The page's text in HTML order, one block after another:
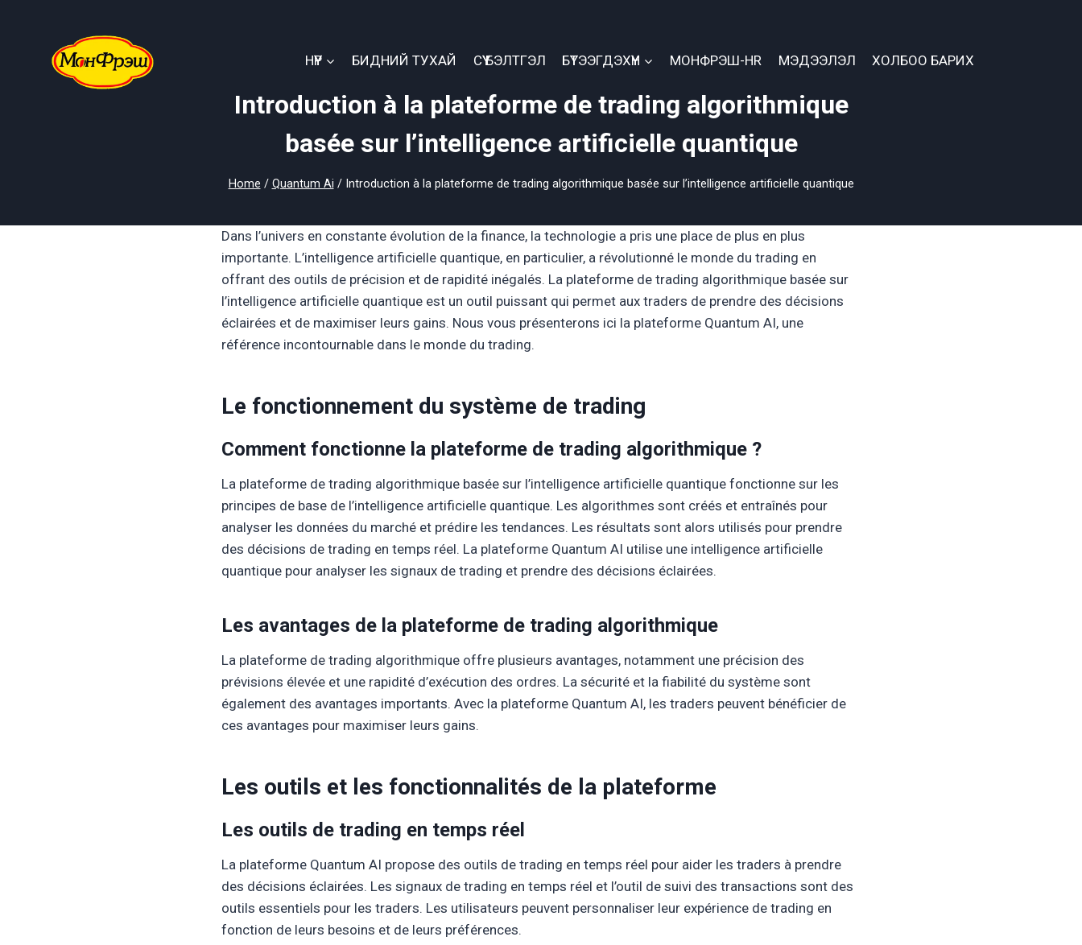
НҮҮР БИДНИЙ ТУХАЙ СҮҮ БЭЛТГЭЛ БҮТЭЭГДЭХҮҮН МОНФРЭШ-HR МЭДЭЭЛЭЛ ХОЛБОО БАРИХ
Introduction à la plateforme de trading algorithmique
basée sur l’intelligence artificielle quantique
Home / Quantum Ai / Introduction à la plateforme de trading algorithmique basée sur l’intelligence artificielle quantique
Dans l’univers en constante évolution de la finance, la technologie a pris une place de plus en plus
importante. L’intelligence artificielle quantique, en particulier, a révolutionné le monde du trading en
offrant des outils de précision et de rapidité inégalés. La plateforme de trading algorithmique basée sur
l’intelligence artificielle quantique est un outil puissant qui permet aux traders de prendre des décisions
éclairées et de maximiser leurs gains. Nous vous présenterons ici la plateforme Quantum AI, une
référence incontournable dans le monde du trading.
Le fonctionnement du système de trading
Comment fonctionne la plateforme de trading algorithmique ?
La plateforme de trading algorithmique basée sur l’intelligence artificielle quantique fonctionne sur les
principes de base de l’intelligence artificielle quantique. Les algorithmes sont créés et entraînés pour
analyser les données du marché et prédire les tendances. Les résultats sont alors utilisés pour prendre
des décisions de trading en temps réel. La plateforme Quantum AI utilise une intelligence artificielle
quantique pour analyser les signaux de trading et prendre des décisions éclairées.
Les avantages de la plateforme de trading algorithmique
La plateforme de trading algorithmique offre plusieurs avantages, notamment une précision des
prévisions élevée et une rapidité d’exécution des ordres. La sécurité et la fiabilité du système sont
également des avantages importants. Avec la plateforme Quantum AI, les traders peuvent bénéficier de
ces avantages pour maximiser leurs gains.
Les outils et les fonctionnalités de la plateforme
Les outils de trading en temps réel
La plateforme Quantum AI propose des outils de trading en temps réel pour aider les traders à prendre
des décisions éclairées. Les signaux de trading en temps réel et l’outil de suivi des transactions sont des
outils essentiels pour les traders. Les utilisateurs peuvent personnaliser leur expérience de trading en
fonction de leurs besoins et de leurs préférences.